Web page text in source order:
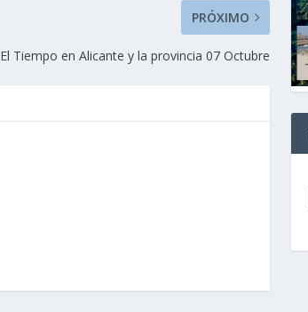
PRÓXIMO
El Tiempo en Alicante y la provincia 07 Octubre